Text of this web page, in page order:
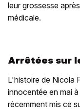
leur grossesse
médicale.
Arrêtées sur
L'histoire de Nicola
innocentée en mai
récemment mis ce